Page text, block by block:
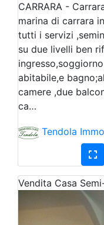
CARRARA -
marina di carrara
tutti i servizi
su due livelli ben
abitabile,e
camere ,due
ca…
Tendola
Vendita Casa